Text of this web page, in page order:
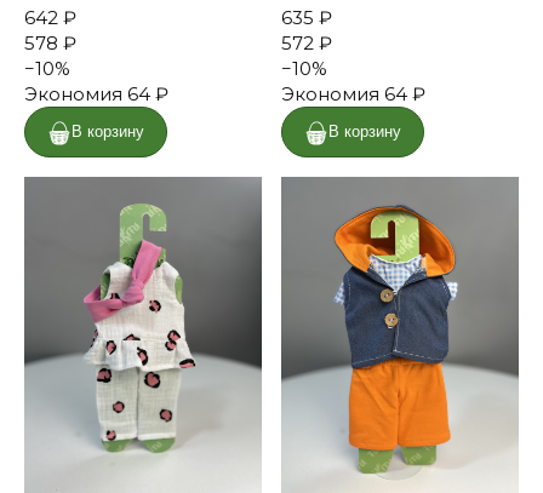
642 ₽
578 ₽
−10%
Экономия 64 ₽
В корзину
635 ₽
572 ₽
−10%
Экономия 64 ₽
В корзину